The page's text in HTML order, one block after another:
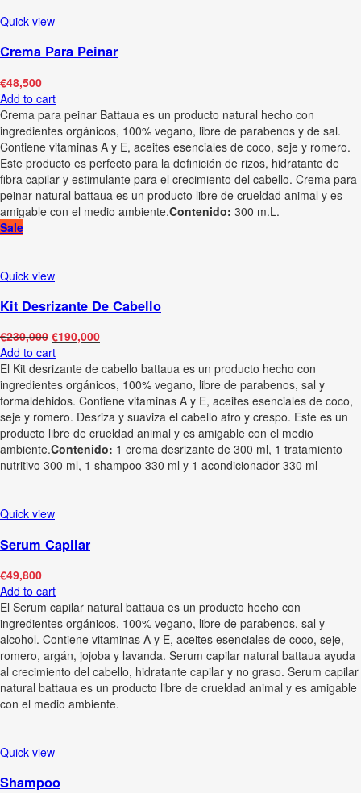
Quick view
Crema Para Peinar
€48,500
Add to cart
Crema para peinar Battaua es un producto natural hecho con
ingredientes orgánicos, 100% vegano, libre de parabenos y de sal.
Contiene vitaminas A y E, aceites esenciales de coco, seje y romero.
Este producto es perfecto para la definición de rizos, hidratante de
fibra capilar y estimulante para el crecimiento del cabello. Crema para
peinar natural battaua es un producto libre de crueldad animal y es
amigable con el medio ambiente.Contenido: 300 m.L.
Sale
Quick view
Kit Desrizante De Cabello
€230,000 €190,000
Add to cart
El Kit desrizante de cabello battaua es un producto hecho con
ingredientes orgánicos, 100% vegano, libre de parabenos, sal y
formaldehidos. Contiene vitaminas A y E, aceites esenciales de coco,
seje y romero. Desriza y suaviza el cabello afro y crespo. Este es un
producto libre de crueldad animal y es amigable con el medio
ambiente.Contenido: 1 crema desrizante de 300 ml, 1 tratamiento
nutritivo 300 ml, 1 shampoo 330 ml y 1 acondicionador 330 ml
Quick view
Serum Capilar
€49,800
Add to cart
El Serum capilar natural battaua es un producto hecho con
ingredientes orgánicos, 100% vegano, libre de parabenos, sal y
alcohol. Contiene vitaminas A y E, aceites esenciales de coco, seje,
romero, argán, jojoba y lavanda. Serum capilar natural battaua ayuda
al crecimiento del cabello, hidratante capilar y no graso. Serum capilar
natural battaua es un producto libre de crueldad animal y es amigable
con el medio ambiente.
Quick view
Shampoo